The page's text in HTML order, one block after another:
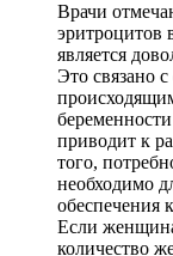
Врачи
эритроцитов
является
Это связано
приводит к
того,
необходимо
обеспечения
Если
количество